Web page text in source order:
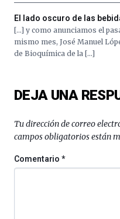
El lado oscuro de las
[…] y como anunciamos el
mismo mes, José Manuel
de Bioquímica de la […]
DEJA UNA
Tu dirección de correo
campos obligatorios están
Comentario*